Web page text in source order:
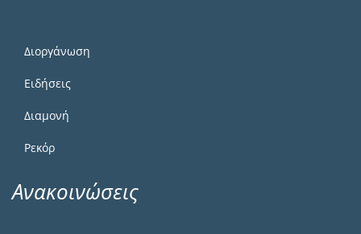
Διοργάνωση
Ειδήσεις
Διαμονή
Ρεκόρ
Ανακοινώσεις